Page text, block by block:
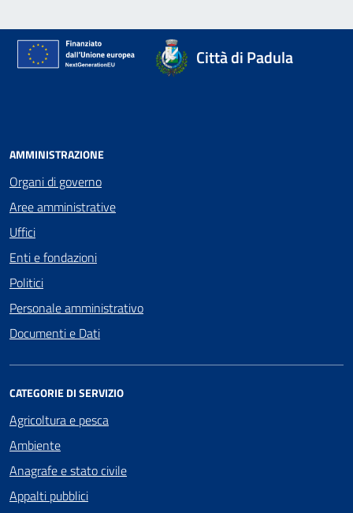
Città di Padula
AMMINISTRAZIONE
Organi di governo
Aree amministrative
Uffici
Enti e fondazioni
Politici
Personale amministrativo
Documenti e Dati
CATEGORIE DI SERVIZIO
Agricoltura e pesca
Ambiente
Anagrafe e stato civile
Appalti pubblici